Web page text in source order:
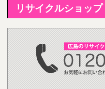
リサイクルショッ